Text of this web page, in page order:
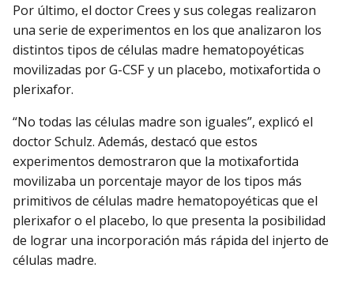
Por último, el doctor Crees y sus colegas realizaron
una serie de experimentos en los que analizaron los
distintos tipos de células madre hematopoyéticas
movilizadas por G-CSF y un placebo, motixafortida o
plerixafor.
“No todas las células madre son iguales”, explicó el
doctor Schulz. Además, destacó que estos
experimentos demostraron que la motixafortida
movilizaba un porcentaje mayor de los tipos más
primitivos de células madre hematopoyéticas que el
plerixafor o el placebo, lo que presenta la posibilidad
de lograr una incorporación más rápida del injerto de
células madre.